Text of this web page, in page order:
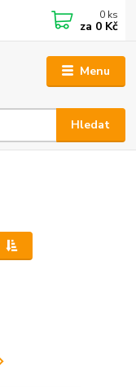
Menu
Hledat
0 ks
za 0 Kč